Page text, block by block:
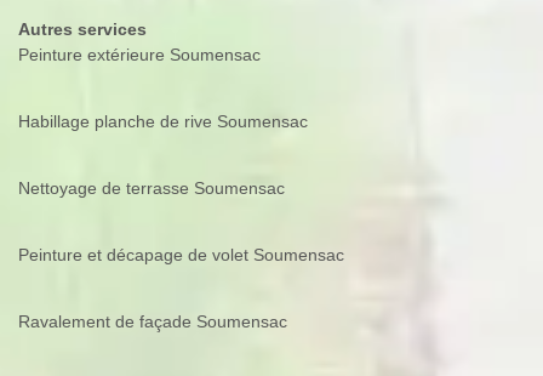
Autres services
Peinture extérieure Soumensac
Habillage planche de rive Soumensac
Nettoyage de terrasse Soumensac
Peinture et décapage de volet Soumensac
Ravalement de façade Soumensac